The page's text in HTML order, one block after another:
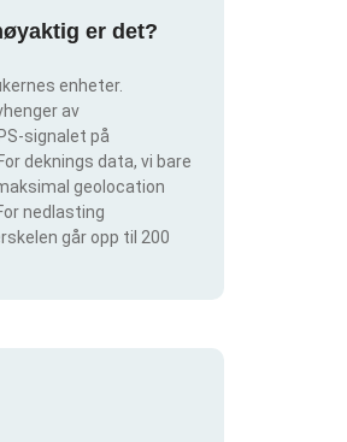
er det?
enheter.
av
signalet på
deknings data, vi bare
geolocation
For nedlasting
går opp til 200